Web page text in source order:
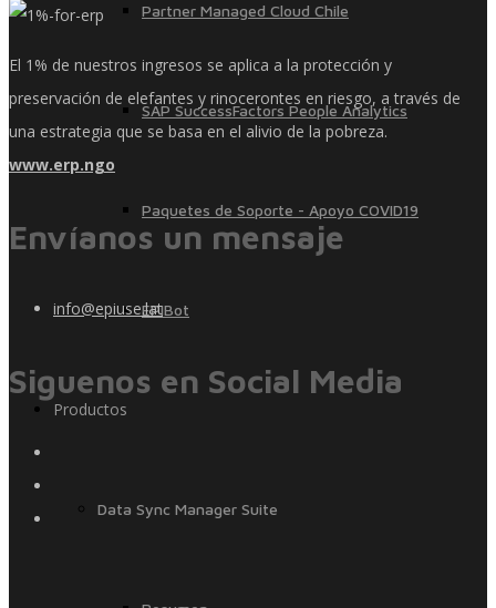
Partner Managed Cloud Chile
SAP SuccessFactors People Analytics
Paquetes de Soporte - Apoyo COVID19
EPIBot
Productos
Data Sync Manager Suite
El 1% de nuestros ingresos se aplica a la protección y
preservación de elefantes y rinocerontes en riesgo, a través de
una estrategia que se basa en el alivio de la pobreza.
www.erp.ngo
Envíanos un mensaje
info@epiuse.lat
Siguenos en Social Media